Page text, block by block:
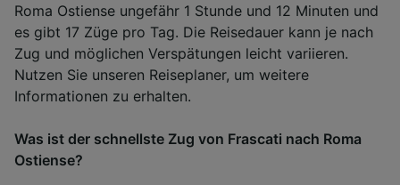
Roma Ostiense ungefähr 1 Stunde und 12 Minuten und
es gibt 17 Züge pro Tag. Die Reisedauer kann je nach
Zug und möglichen Verspätungen leicht variieren.
Nutzen Sie unseren Reiseplaner, um weitere
Informationen zu erhalten.
Was ist der schnellste Zug von Frascati nach Roma
Ostiense?